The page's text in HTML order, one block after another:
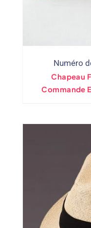
Numéro
Chapeau
Commande